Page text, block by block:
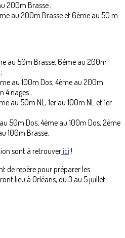
200m Brasse ;
au 200m Brasse et 6ème au 50 m
au 50m Brasse, 6ème au 200m
au 100m Dos, 4ème au 200m
4 nages ;
au 50m NL, 1er au 100m NL et 1er
50m Dos, 4ème au 100m Dos, 2ème
100m Brasse.
sont à retrouverici !
de repère pour préparer les
lieu à Orléans, du 3 au 5 juillet